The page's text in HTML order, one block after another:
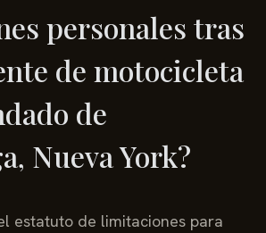
personales tras
de motocicleta
de
Nueva York?
estatuto de limitaciones para